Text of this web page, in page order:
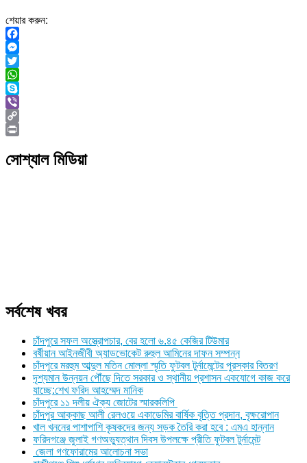
শেয়ার করুন:
Facebook
Messenger
Twitter
WhatsApp
Skype
Viber
Copy
সোশ্যাল মিডিয়া
সর্বশেষ খবর
চাঁদপুরে সফল অস্ত্রোপচার, বের হলো ৬.৪৫ কেজির টিউমার
বর্ষীয়ান আইনজীবী অ্যাডভোকেট রুহুল আমিনের দাফন সম্পন্ন
চাঁদপুরে মরহুম আব্দুল মতিন মোল্লা স্মৃতি ফুটবল টুর্নামেন্টের পুরস্কার বিতরণ
দৃশ্যমান উন্নয়ন পৌঁছে দিতে সরকার ও স্থানীয় প্রশাসন একযোগে কাজ করে
যাচ্ছে:শেখ ফরিদ আহম্মেদ মানিক
চাঁদপুরে ১১ দলীয় ঐক্য জোটের স্মারকলিপি
চাঁদপুর আক্কাছ আলী রেলওয়ে একাডেমির বার্ষিক বৃত্তি প্রদান, বৃক্ষরোপান
খাল খননের পাশাপাশি কৃষকদের জন্য সড়ক তৈরি করা হবে : এমএ হান্নান
ফরিদগঞ্জে জুলাই গণঅভ্যুত্থান দিবস উপলক্ষে প্রীতি ফুটবল টুর্নামেন্ট
জেলা গণফোরামের আলোচনা সভা